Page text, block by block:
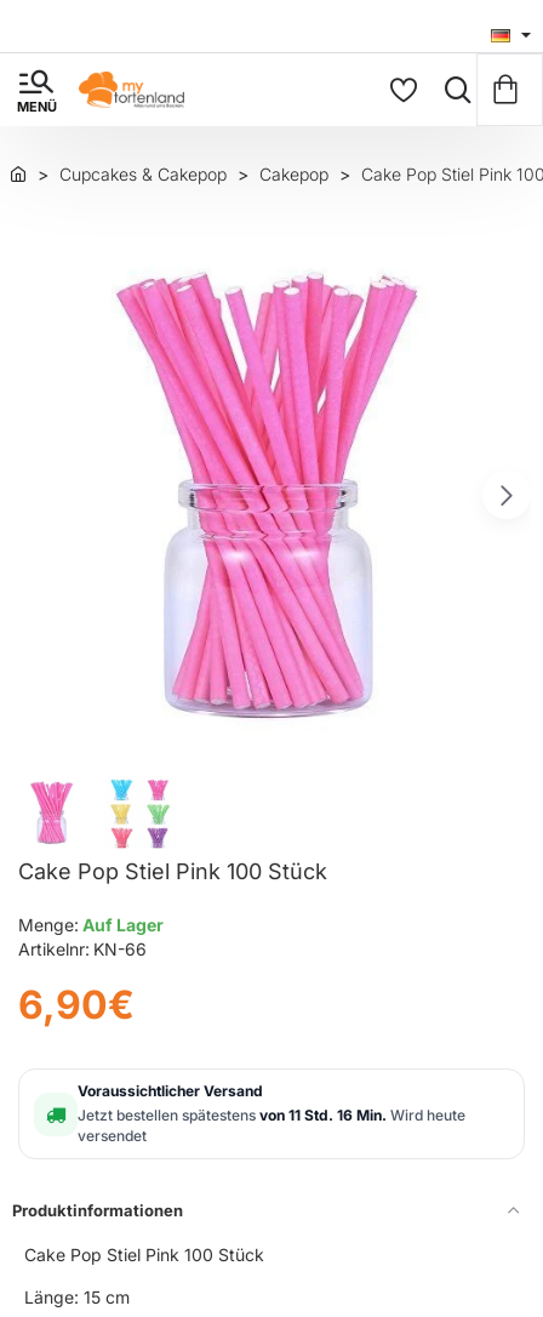
Cupcakes & Cakepop Cakepop Cake Pop Stiel Pink
Cake Pop Stiel Pink 100 Stück
Menge: Auf Lager
Artikelnr: KN-66
6,90€
Voraussichtlicher Versand
Jetzt bestellen spätestens von 11 Std. 16 Min. Wird heute
versendet
Produktinformationen
Cake Pop Stiel Pink 100 Stück
Länge: 15 cm